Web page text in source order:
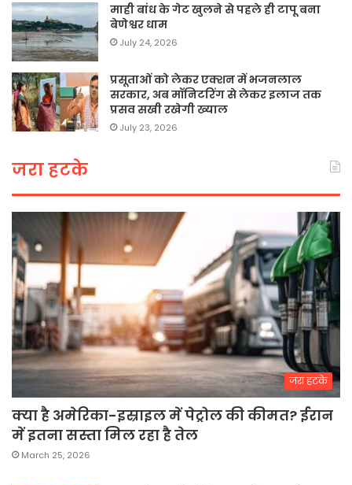
माही बांध के गेट खुलने से पहले ही टापू बना
बेणेश्वर धाम
July 24, 2026
प्रसूताओं को लेकर एक्शन में भजनलाल
सरकार, अब मॉनिटरिंग से लेकर इलाज तक
प्रसव सखी रखेगी ख्याल
July 23, 2026
जरा हटके
जरा हटके
क्या है अमेरिका-इस्राइल में पेट्रोल की कीमत? ईरान
में इतना सस्ता मिल रहा है तेल
March 25, 2026